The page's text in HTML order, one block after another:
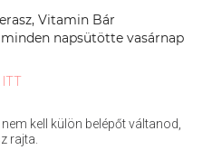
Vitamin Bár
napsütötte vasárnap
ITT
kell külön belépőt váltanod,
rajta.